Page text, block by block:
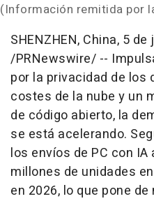
(Información remitida por
SHENZHEN, China, 5 de
/PRNewswire/ --
por la privacidad de los
costes de la nube y un
de código abierto, la
se está acelerando.
los envíos de PC con
millones de unidades
en 2026, lo que pone